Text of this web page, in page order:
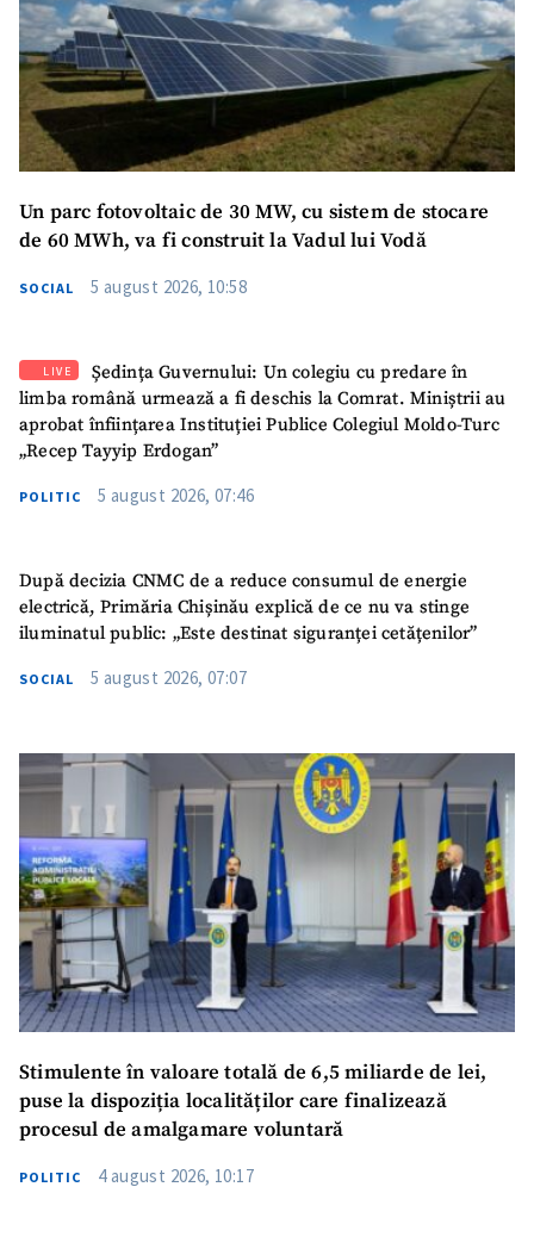
Un parc fotovoltaic de 30 MW, cu sistem de stocare
de 60 MWh, va fi construit la Vadul lui Vodă
SOCIAL 5 august 2026, 10:58
LIVE
Ședința Guvernului: Un colegiu cu predare în
limba română urmează a fi deschis la Comrat. Miniștrii au
aprobat înființarea Instituției Publice Colegiul Moldo-Turc
„Recep Tayyip Erdogan”
POLITIC 5 august 2026, 07:46
După decizia CNMC de a reduce consumul de energie
electrică, Primăria Chișinău explică de ce nu va stinge
iluminatul public: „Este destinat siguranței cetățenilor”
SOCIAL 5 august 2026, 07:07
Stimulente în valoare totală de 6,5 miliarde de lei,
puse la dispoziția localităților care finalizează
procesul de amalgamare voluntară
POLITIC 4 august 2026, 10:17